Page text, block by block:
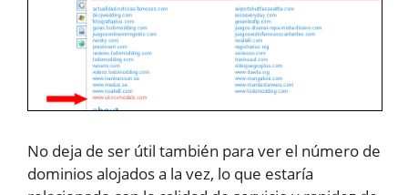
No deja de ser útil también para ver el número de
dominios alojados a la vez, lo que estaría